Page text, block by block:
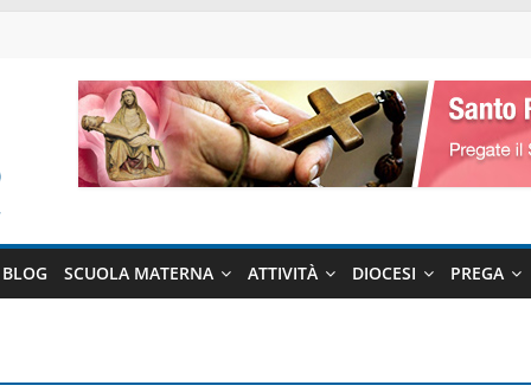
BLOG SCUOLA MATERNA ATTIVITÀ DIOCESI PREGA